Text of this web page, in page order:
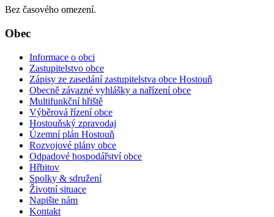
Bez časového omezení.
Obec
Informace o obci
Zastupitelstvo obce
Zápisy ze zasedání zastupitelstva obce Hostouň
Obecně závazné vyhlášky a nařízení obce
Multifunkční hřiště
Výběrová řízení obce
Hostouňský zpravodaj
Územní plán Hostouň
Rozvojové plány obce
Odpadové hospodářství obce
Hřbitov
Spolky & sdružení
Životní situace
Napište nám
Kontakt